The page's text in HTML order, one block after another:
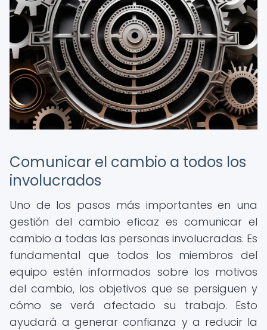
Comunicar el cambio a todos los
involucrados
Uno de los pasos más importantes en una
gestión del cambio eficaz es comunicar el
cambio a todas las personas involucradas. Es
fundamental que todos los miembros del
equipo estén informados sobre los motivos
del cambio, los objetivos que se persiguen y
cómo se verá afectado su trabajo. Esto
ayudará a generar confianza y a reducir la